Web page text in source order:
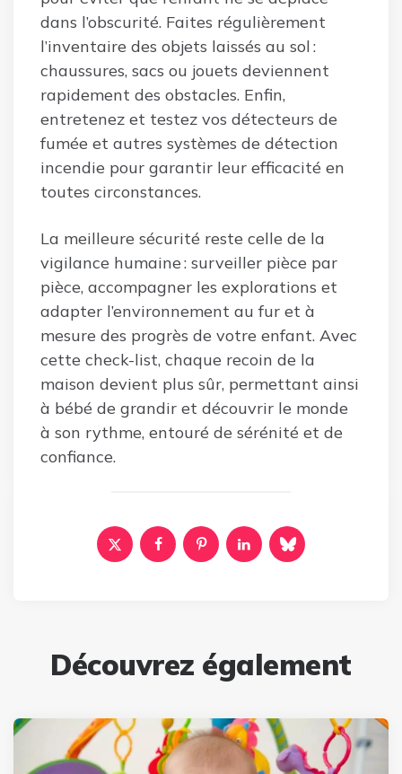
dans l’obscurité. Faites régulièrement
l’inventaire des objets laissés au sol :
chaussures, sacs ou jouets deviennent
rapidement des obstacles. Enfin,
entretenez et testez vos détecteurs de
fumée et autres systèmes de détection
incendie pour garantir leur efficacité en
toutes circonstances.
La meilleure sécurité reste celle de la
vigilance humaine : surveiller pièce par
pièce, accompagner les explorations et
adapter l’environnement au fur et à
mesure des progrès de votre enfant. Avec
cette check-list, chaque recoin de la
maison devient plus sûr, permettant ainsi
à bébé de grandir et découvrir le monde
à son rythme, entouré de sérénité et de
confiance.
Découvrez également